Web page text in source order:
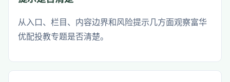
从入口、栏目、内容边界和风险提示几方面观察富华
优配投教专题是否清楚。